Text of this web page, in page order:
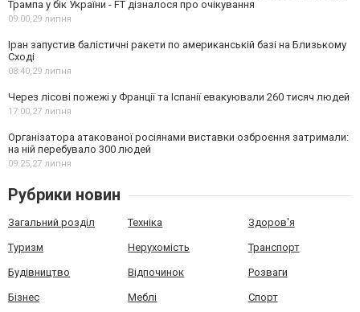
Трампа у бік України - FT дізналося про очікування
09:00,29 липня
Іран запустив балістичні ракети по американській базі на Близькому
Сході
08:40,29 липня
Через лісові пожежі у Франції та Іспанії евакуювали 260 тисяч людей
17:00,27 липня
Організатора атакованої росіянами виставки озброєння затримали:
на ній перебувало 300 людей
09:25,27 липня
Рубрики новин
Загальний розділ Техніка Здоров'я
Туризм Нерухомість Транспорт
Будівництво Відпочинок Розваги
Бізнес Меблі Спорт